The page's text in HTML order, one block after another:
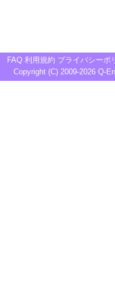
FAQ 利用規約 プライバシーポ
Copyright (C) 2009-2026 Q-